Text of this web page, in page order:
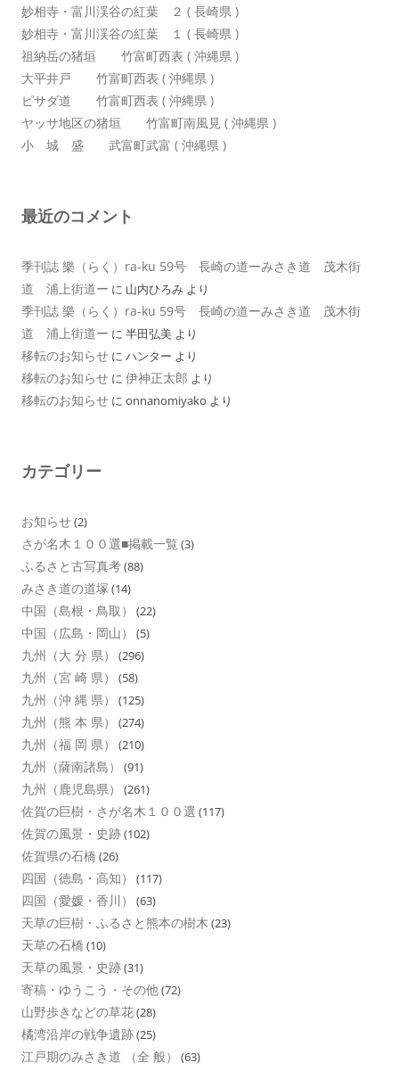
妙相寺・富川渓谷の紅葉 ２ ( 長崎県 )
妙相寺・富川渓谷の紅葉 １ ( 長崎県 )
祖納岳の猪垣 竹富町西表 ( 沖縄県 )
大平井戸 竹富町西表 ( 沖縄県 )
ピサダ道 竹富町西表 ( 沖縄県 )
ヤッサ地区の猪垣 竹富町南風見 ( 沖縄県 )
小 城 盛 武富町武富 ( 沖縄県 )
最近のコメント
季刊誌 樂（らく）ra-ku 59号 長崎の道ーみさき道 茂木街
道 浦上街道ー に 山内ひろみ より
季刊誌 樂（らく）ra-ku 59号 長崎の道ーみさき道 茂木街
道 浦上街道ー に 半田弘美 より
移転のお知らせ に ハンター より
移転のお知らせ に 伊神正太郎 より
移転のお知らせ に onnanomiyako より
カテゴリー
お知らせ(2)
さが名木１００選■掲載一覧 (3)
ふるさと古写真考(88)
みさき道の道塚 (14)
中国（島根・鳥取） (22)
中国（広島・岡山） (5)
九州（大 分 県） (296)
九州（宮 崎 県） (58)
九州（沖 縄 県） (125)
九州（熊 本 県） (274)
九州（福 岡 県） (210)
九州（薩南諸島） (91)
九州（鹿児島県） (261)
佐賀の巨樹・さが名木１００選 (117)
佐賀の風景・史跡(102)
佐賀県の石橋 (26)
四国（徳島・高知） (117)
四国（愛媛・香川） (63)
天草の巨樹・ふるさと熊本の樹木 (23)
天草の石橋 (10)
天草の風景・史跡(31)
寄稿・ゆうこう・その他(72)
山野歩きなどの草花(28)
橘湾沿岸の戦争遺跡(25)
江戸期のみさき道 （全 般） (63)